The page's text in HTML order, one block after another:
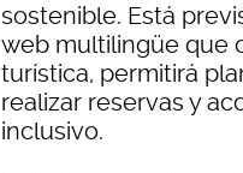
sostenible. Está
web multilingüe que
turística, permitirá
realizar reservas y
inclusivo.